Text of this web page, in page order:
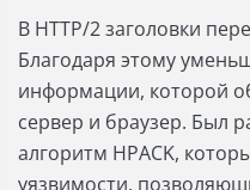
В HTTP/2 заголовки
Благодаря этому
информации, которой
сервер и браузер. Был
алгоритм HPACK,
уязвимости,